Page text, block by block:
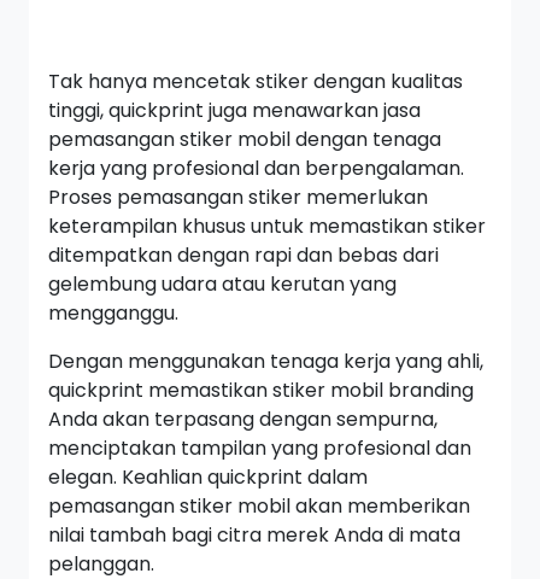
Tak hanya mencetak stiker dengan kualitas
tinggi, quickprint juga menawarkan jasa
pemasangan stiker mobil dengan tenaga
kerja yang profesional dan berpengalaman.
Proses pemasangan stiker memerlukan
keterampilan khusus untuk memastikan stiker
ditempatkan dengan rapi dan bebas dari
gelembung udara atau kerutan yang
mengganggu.
Dengan menggunakan tenaga kerja yang ahli,
quickprint memastikan stiker mobil branding
Anda akan terpasang dengan sempurna,
menciptakan tampilan yang profesional dan
elegan. Keahlian quickprint dalam
pemasangan stiker mobil akan memberikan
nilai tambah bagi citra merek Anda di mata
pelanggan.